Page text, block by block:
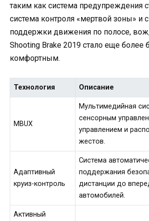
таким как система предупреждения
система контроля «мертвой зоны» и
поддержки движения по полосе,
Shooting Brake 2019 стало еще более
комфортным.
Технология Описание
MBUX
Мультимедийная
сенсорным
управлением и
жестов.
Адаптивный
круиз-контроль
Система
поддержания
дистанции до
автомобилей.
Активный